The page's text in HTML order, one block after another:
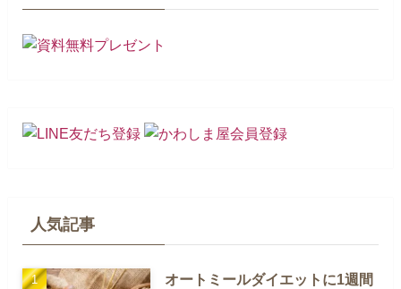
人気記事
オートミールダイエットに1週間